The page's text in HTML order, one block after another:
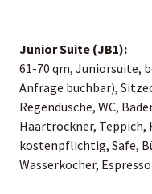
Junior Suite (JB1):
61-70 qm, Juniorsuite,
Anfrage buchbar),
Regendusche, WC,
Haartrockner,
kostenpflichtig, Safe,
Wasserkocher,